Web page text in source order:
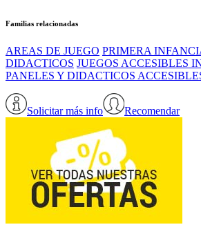
Familias relacionadas
AREAS DE JUEGO PRIMERA
DIDACTICOS JUEGOS ACCESIBLES
PANELES Y DIDACTICOS
Solicitar más info Recomendar